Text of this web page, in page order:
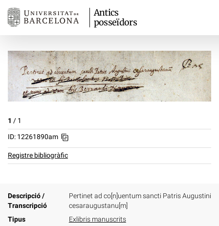
Antics
posseïdors
1 / 1
ID: 12261890am
Registre bibliogràfic
Descripció /
Transcripció
Pertinet ad co[n]uentum sancti Patris Augustini
cesaraugustanu[m]
Tipus
Exlibris manuscrits